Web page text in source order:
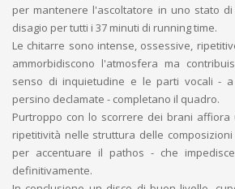
per mantenere l'ascoltatore in uno stato
disagio per tutti i 37 minuti di running time.
Le chitarre sono intense, ossessive,
ammorbidiscono l'atmosfera ma
senso di inquietudine e le parti vocali -
persino declamate - completano il quadro.
Purtroppo con lo scorrere dei brani affiora
ripetitività nelle struttura delle
per accentuare il pathos - che
definitivamente.